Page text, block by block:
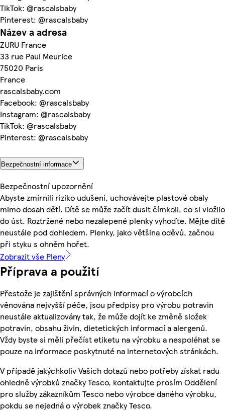
TikTok: @rascalsbaby
Pinterest: @rascalsbaby
Název a adresa
ZURU France
33 rue Paul Meurice
75020 Paris
France
rascalsbaby.com
Facebook: @rascalsbaby
Instagram: @rascalsbaby
TikTok: @rascalsbaby
Pinterest: @rascalsbaby
Bezpečnostní informace
Bezpečnostní upozornění
Abyste zmírnili riziko udušení, uchovávejte plastové obaly
mimo dosah dětí. Dítě se může začít dusit čímkoli, co si vložilo
do úst. Roztržené nebo nezalepené plenky vyhoďte. Mějte dítě
neustále pod dohledem. Plenky, jako většina oděvů, začnou
při styku s ohněm hořet.
Zobrazit vše Pleny
Příprava a použití
Přestože je zajištění správných informací o výrobcích
věnována nejvyšší péče, jsou předpisy pro výrobu potravin
neustále aktualizovány tak, že může dojít ke změně složek
potravin, obsahu živin, dietetických informací a alergenů.
Vždy byste si měli přečíst etiketu na výrobku a nespoléhat se
pouze na informace poskytnuté na internetových stránkách.
V případě jakýchkoliv Vašich dotazů nebo potřeby získat radu
ohledně výrobků značky Tesco, kontaktujte prosím Oddělení
pro služby zákazníkům Tesco nebo výrobce daného výrobku,
pokdu se nejedná o výrobek značky Tesco.